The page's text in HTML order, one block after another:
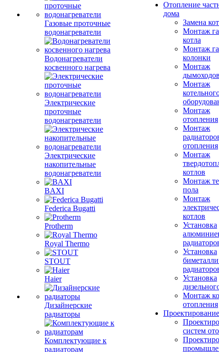
Газовые проточные
водонагреватели
Водонагреватели
косвенного нагрева
Электрические
проточные
водонагреватели
Электрические
накопительные
водонагреватели
BAXI
Federica Bugatti
Protherm
Royal Thermo
STOUT
Haier
Дизайнерские
радиаторы
Комплектующие к
радиаторам
Отопление
дома
Замена
Монтаж
котла
Монтаж
колонки
Монтаж
Монтаж
Монтаж
отопления
Монтаж
отопления
Монтаж
котлов
Монтаж
пола
Монтаж
котлов
Установка
Установка
Установка
Монтаж
отопления
Проектирование
систем